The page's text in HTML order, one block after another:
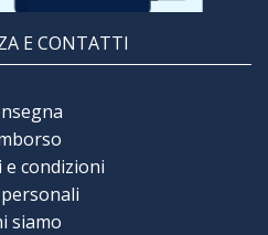
E CONTATTI
condizioni
siamo